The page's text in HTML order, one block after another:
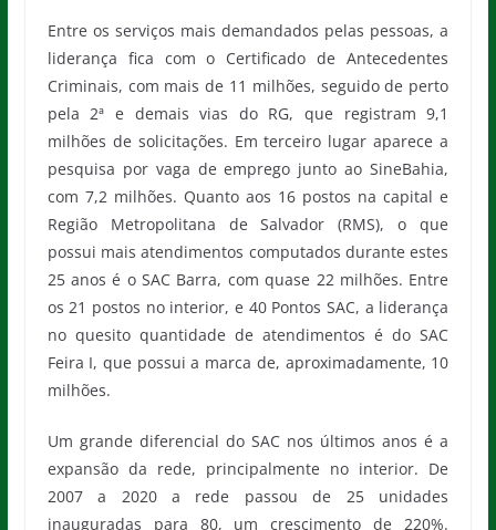
Entre os serviços mais demandados pelas pessoas, a
liderança fica com o Certificado de Antecedentes
Criminais, com mais de 11 milhões, seguido de perto
pela 2ª e demais vias do RG, que registram 9,1
milhões de solicitações. Em terceiro lugar aparece a
pesquisa por vaga de emprego junto ao SineBahia,
com 7,2 milhões. Quanto aos 16 postos na capital e
Região Metropolitana de Salvador (RMS), o que
possui mais atendimentos computados durante estes
25 anos é o SAC Barra, com quase 22 milhões. Entre
os 21 postos no interior, e 40 Pontos SAC, a liderança
no quesito quantidade de atendimentos é do SAC
Feira I, que possui a marca de, aproximadamente, 10
milhões.
Um grande diferencial do SAC nos últimos anos é a
expansão da rede, principalmente no interior. De
2007 a 2020 a rede passou de 25 unidades
inauguradas para 80, um crescimento de 220%.